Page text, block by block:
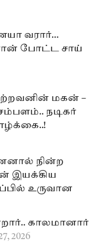
வரார்…
போட்ட சாய்
விற்றவனின் மகன் –
நடிகர்
நின்ற
இயக்கிய
உருவான
காலமானார்
2026